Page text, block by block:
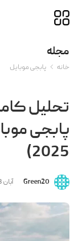
مجله
خانه پابجی موبایل
پابجی
2025)
Green20 آبان 3, 1404